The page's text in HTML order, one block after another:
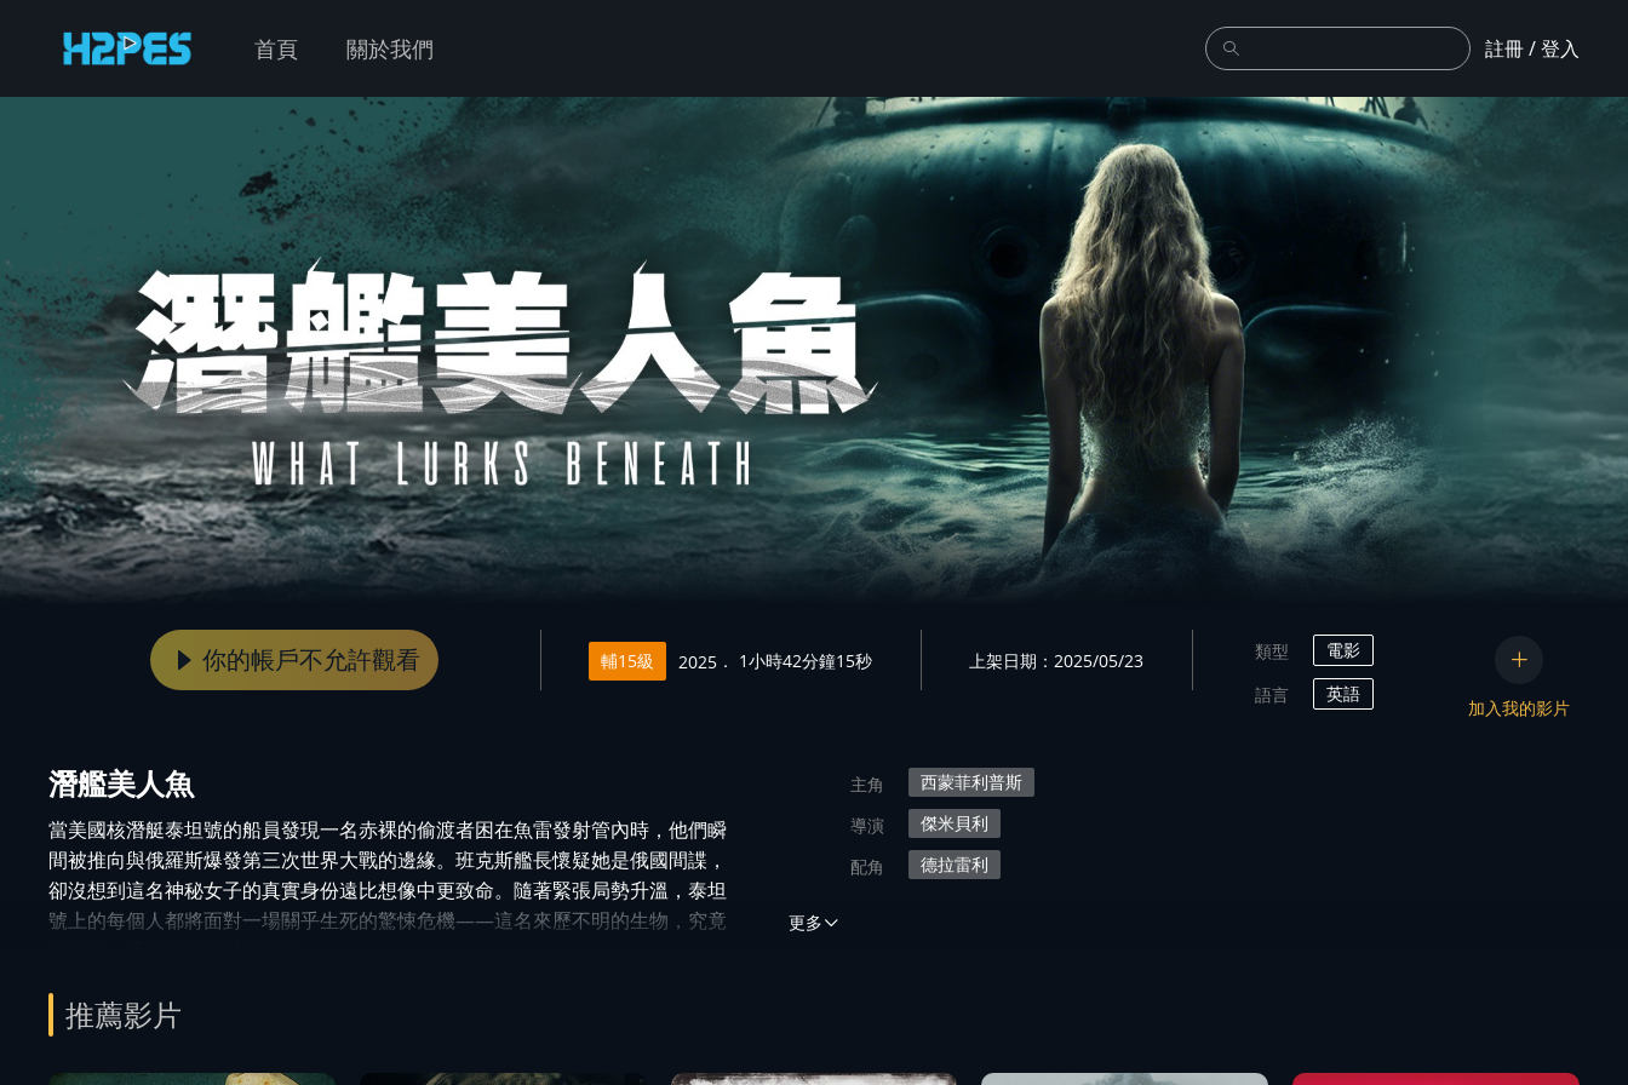
首頁 關於我們 註冊 / 登入
你的帳戶不允許觀看 輔15級 2025 ． 1小時42分鐘15秒 上架日期：2025/05/23 類型
電影
語言
英語
加入我的影片
潛艦美人魚
當美國核潛艇泰坦號的船員發現一名赤裸的偷渡者困在魚雷發射管內時，他們瞬
間被推向與俄羅斯爆發第三次世界大戰的邊緣。班克斯艦長懷疑她是俄國間諜，
卻沒想到這名神秘女子的真實身份遠比想像中更致命。隨著緊張局勢升溫，泰坦
號上的每個人都將面對一場關乎生死的驚悚危機——這名來歷不明的生物，究竟
主角
西蒙菲利普斯
導演
傑米貝利
配角
德拉雷利
更多
推薦影片